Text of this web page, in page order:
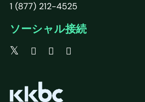
1 (877) 212-4525
ソーシャル接続